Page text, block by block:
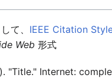
て、 IEEE Citation
Web 形式
"Title." Internet: